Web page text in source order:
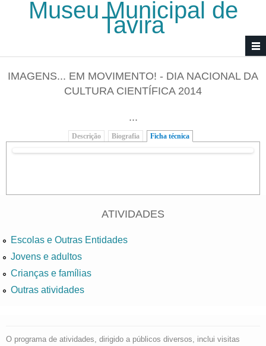
Passar para o conteúdo principal
Museu Municipal de
Tavira
IMAGENS... EM MOVIMENTO! - DIA NACIONAL DA
CULTURA CIENTÍFICA 2014
...
Descrição Biografia Ficha técnica
ATIVIDADES
Escolas e Outras Entidades
Jovens e adultos
Crianças e famílias
Outras atividades
O programa de atividades, dirigido a públicos diversos, inclui visitas